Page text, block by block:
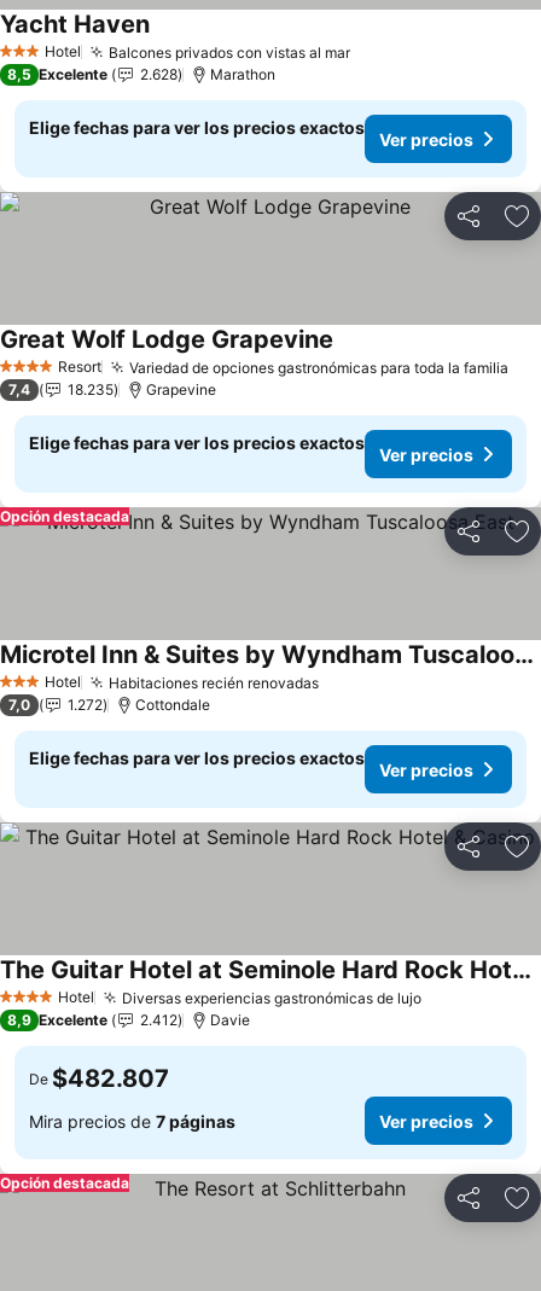
3 Estrellas
Hotel Balcones privados con vistas al mar
Yacht Haven
8,5 Excelente 2.628 Marathon
Elige fechas para ver los precios exactos
Ver precios
Compartir
4 EstrellasResort Variedad de opciones gastronómicas para toda la familia
Great Wolf Lodge Grapevine
7,4 18.235 Grapevine
Elige fechas para ver los precios exactos
Ver precios
Compartir
Opción destacada
3 Estrellas
Hotel Habitaciones recién renovadas
Microtel Inn & Suites by Wyndham Tuscaloosa East
7,0 1.272 Cottondale
Elige fechas para ver los precios exactos
Ver precios
Compartir
4 EstrellasHotel Diversas experiencias gastronómicas de lujo
The Guitar Hotel at Seminole Hard Rock Hotel & Casino
8,9 Excelente 2.412 Davie
De $482.807
Mira precios de 7 páginas Ver precios
Compartir
Opción destacada